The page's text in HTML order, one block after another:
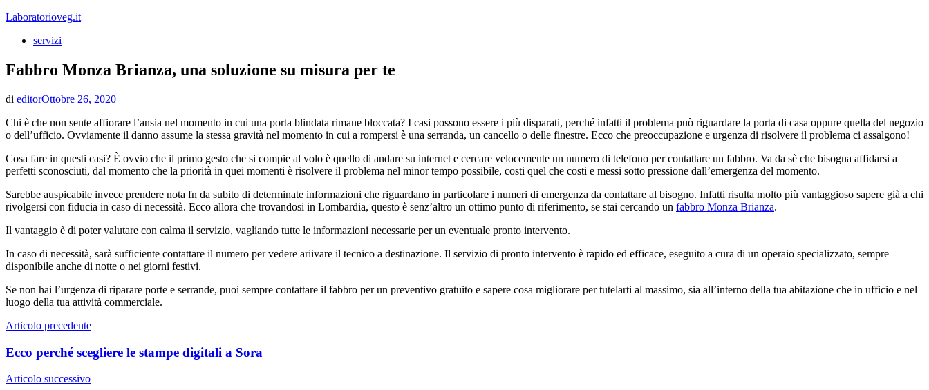
Vai
contenuto
Laboratorioveg.it
servizi
Fabbro Monza Brianza, una soluzione su misura per te
di editorOttobre 26, 2020
Chi è che non sente affiorare l’ansia nel momento in cui una porta blindata rimane bloccata? I casi possono essere i più disparati, perché infatti il problema può riguardare la porta di casa oppure quella del negozio
o dell’ufficio. Ovviamente il danno assume la stessa gravità nel momento in cui a rompersi è una serranda, un cancello o delle finestre. Ecco che preoccupazione e urgenza di risolvere il problema ci assalgono!
Cosa fare in questi casi? È ovvio che il primo gesto che si compie al volo è quello di andare su internet e cercare velocemente un numero di telefono per contattare un fabbro. Va da sè che bisogna affidarsi a
perfetti sconosciuti, dal momento che la priorità in quei momenti è risolvere il problema nel minor tempo possibile, costi quel che costi e messi sotto pressione dall’emergenza del momento.
Sarebbe auspicabile invece prendere nota fn da subito di determinate informazioni che riguardano in particolare i numeri di emergenza da contattare al bisogno. Infatti risulta molto più vantaggioso sapere già a chi
rivolgersi con fiducia in caso di necessità. Ecco allora che trovandosi in Lombardia, questo è senz’altro un ottimo punto di riferimento, se stai cercando un fabbro Monza Brianza.
Il vantaggio è di poter valutare con calma il servizio, vagliando tutte le informazioni necessarie per un eventuale pronto intervento.
In caso di necessità, sarà sufficiente contattare il numero per vedere ariivare il tecnico a destinazione. Il servizio di pronto intervento è rapido ed efficace, eseguito a cura di un operaio specializzato, sempre
disponibile anche di notte o nei giorni festivi.
Se non hai l’urgenza di riparare porte e serrande, puoi sempre contattare il fabbro per un preventivo gratuito e sapere cosa migliorare per tutelarti al massimo, sia all’interno della tua abitazione che in ufficio e nel
luogo della tua attività commerciale.
Navigazione
articoli
Articolo precedente
Ecco perché scegliere le stampe digitali a Sora
Articolo successivo